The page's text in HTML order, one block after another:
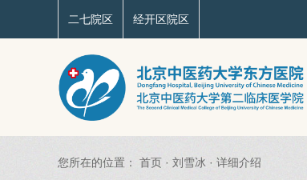
二七院区 经开区院区
您所在的位置： 首页 · 刘雪冰 · 详细介绍